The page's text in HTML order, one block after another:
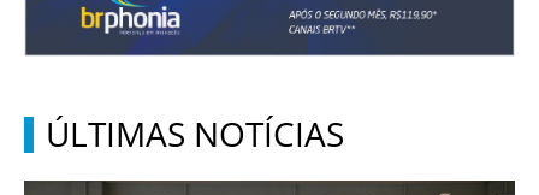
ÚLTIMAS NOTÍCIAS